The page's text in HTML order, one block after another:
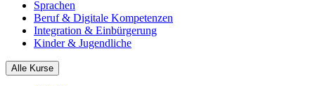
Sprachen
Beruf & Digitale Kompetenzen
Integration & Einbürgerung
Kinder & Jugendliche
Alle Kurse